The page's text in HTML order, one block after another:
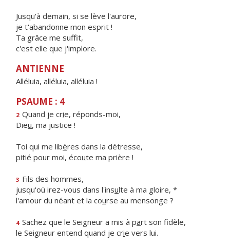
Jusqu'à demain, si se lève l'aurore,
je t'abandonne mon esprit !
Ta grâce me suffit,
c'est elle que j'implore.
ANTIENNE
Alléluia, alléluia, alléluia !
PSAUME : 4
2 Quand je crie, réponds-moi,
Dieu, ma justice !
Toi qui me libères dans la détresse,
pitié pour moi, écoute ma prière !
3 Fils des hommes,
jusqu'où irez-vous dans l'insulte à ma gloire, *
l'amour du néant et la course au mensonge ?
4 Sachez que le Seigneur a mis à part son fidèle,
le Seigneur entend quand je crie vers lui.